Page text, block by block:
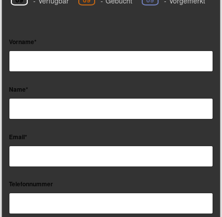
Vorname*
Name*
Email*
Telefonnummer